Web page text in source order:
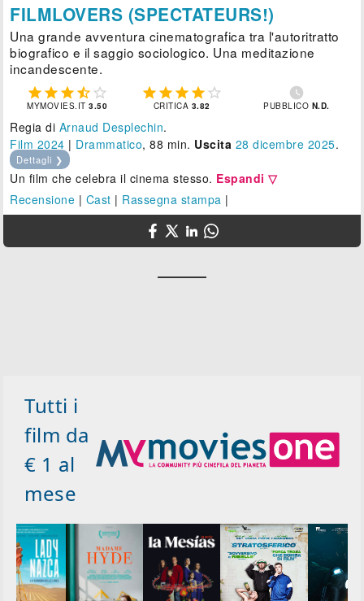
FILMLOVERS (SPECTATEURS!)
Una grande avventura cinematografica tra l'autoritratto
biografico e il saggio sociologico. Una meditazione
incandescente.
    
MYMOVIES.IT3.50
    
CRITICA 3.82

PUBBLICO N.D.
Regia di Arnaud Desplechin.
Film 2024 | Drammatico, 88 min. Uscita 28 dicembre 2025.
Dettagli ❯
Un film che celebra il cinema stesso. Espandi ▽
Recensione | Cast | Rassegna stampa |
Tutti i
film da
€ 1 al
mese